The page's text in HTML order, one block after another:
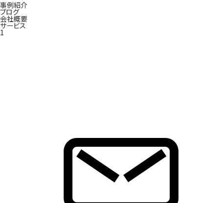
事例紹介
ブログ
会社概要
サービス
1